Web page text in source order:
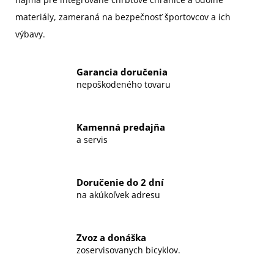
materiály, zameraná na bezpečnosť športovcov a ich
výbavy.
Garancia doručenia
nepoškodeného tovaru
Kamenná predajňa
a servis
Doručenie do 2 dní
na akúkoľvek adresu
Zvoz a donáška
zoservisovanych bicyklov.